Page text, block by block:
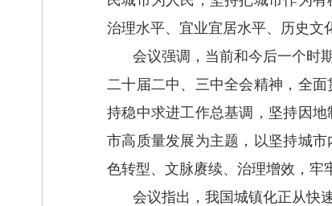
治理水平、宜业宜居水平、历史文
会议强调，当前和今后一个时
二十届二中、三中全会精神，全
持稳中求进工作总基调，坚持因
市高质量发展为主题，以坚持城
色转型、文脉赓续、治理增效，牢
会议指出，我国城镇化正从快